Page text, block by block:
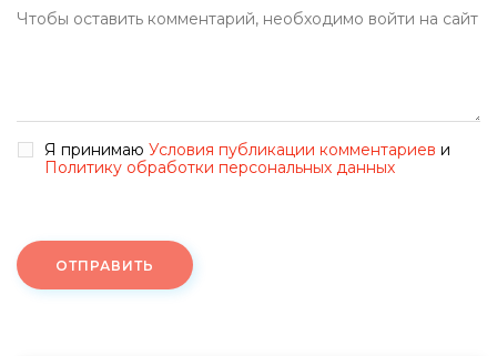
Я принимаю Условия публикации комментариев и
Политику обработки персональных данных
ОТПРАВИТЬ